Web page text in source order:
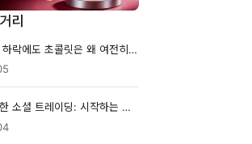
리
코코아 가격 하락에도 초콜릿은 왜 여전히 비쌀까?
초보자를 위한 소셜 트레이딩: 시작하는 방법